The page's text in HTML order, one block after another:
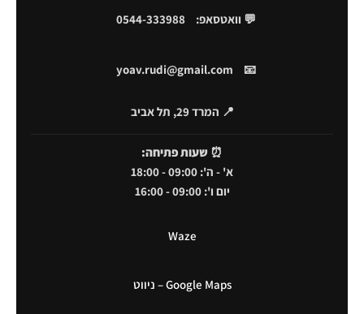
💬 וואטסאפ: 0544-333988
📧
yoav.rudi@gmail.com
📍 המרד 29, תל אביב
⏰ שעות פתיחה:
א' - ה': 09:00 - 18:00
יום ו': 09:00 - 16:00
Waze
Google Maps – ניווט